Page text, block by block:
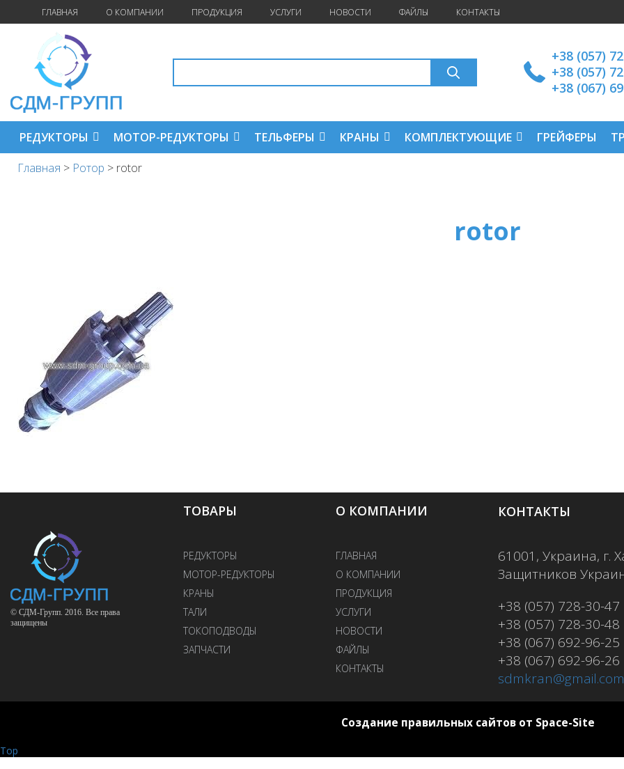
ГЛАВНАЯ О КОМПАНИИ ПРОДУКЦИЯ УСЛУГИ НОВОСТИ ФАЙЛЫ КОНТАКТЫ
+38 (057)
+38 (057)
+38 (067)
РЕДУКТОРЫ МОТОР-РЕДУКТОРЫ ТЕЛЬФЕРЫ КРАНЫ КОМПЛЕКТУЮЩИЕ ГРЕЙФЕРЫ
Главная > Ротор > rotor
rotor
© СДМ-Групп. 2016. Все права
защищены
ТОВАРЫ
РЕДУКТОРЫ
МОТОР-РЕДУКТОРЫ
КРАНЫ
ТАЛИ
ТОКОПОДВОДЫ
ЗАПЧАСТИ
О КОМПАНИИ
ГЛАВНАЯ
О КОМПАНИИ
ПРОДУКЦИЯ
УСЛУГИ
НОВОСТИ
ФАЙЛЫ
КОНТАКТЫ
КОНТАКТЫ
61001, Украина, г.
Защитников
+38 (057) 728-30-47
+38 (057) 728-30-48
+38 (067) 692-96-25
+38 (067) 692-96-26
sdmkran@gmail.com
Создание правильных сайтов от Space-Site
Top